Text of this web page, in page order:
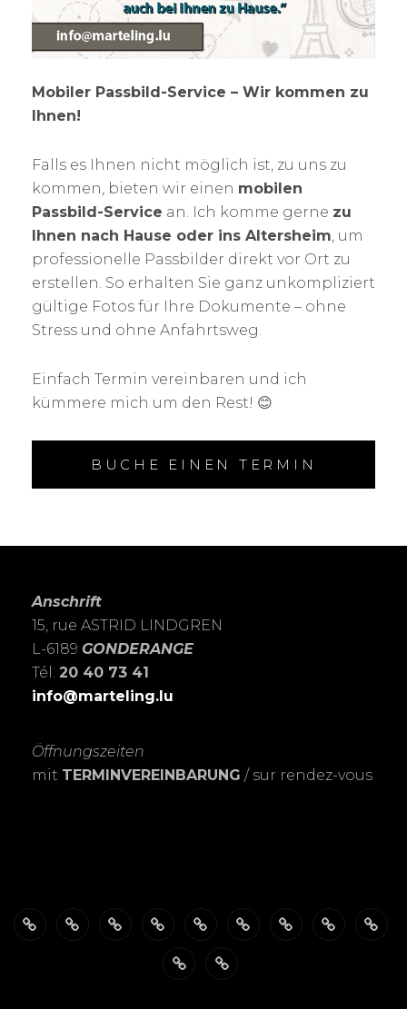
Mobiler Passbild-Service – Wir kommen zu
Ihnen!
Falls es Ihnen nicht möglich ist, zu uns zu
kommen, bieten wir einen mobilen
Passbild-Service an. Ich komme gerne zu
Ihnen nach Hause oder ins Altersheim , um
professionelle Passbilder direkt vor Ort zu
erstellen. So erhalten Sie ganz unkompliziert
gültige Fotos für Ihre Dokumente – ohne
Stress und ohne Anfahrtsweg.
Einfach Termin vereinbaren und ich
kümmere mich um den Rest! 😊
BUCHE EINEN TERMIN
Anschrift
15, rue ASTRID LINDGREN
L-6189 GONDERANGE
Tél. 20 40 73 41
info@marteling.lu
Öffnungszeiten
mit TERMINVEREINBARUNG / sur rendez-vous
FotoSTUDIO
Schnell